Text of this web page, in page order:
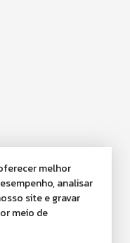
melhor
analisar
site e gravar
meio de